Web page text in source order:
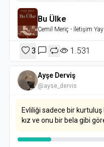
Bu Ülke
Cemil Meriç - İletişim
3 1.531
Ayşe Derviş
@ayse_dervis
Evliliği sadece bir kurtuluş
kız ve onu bir bela gibi